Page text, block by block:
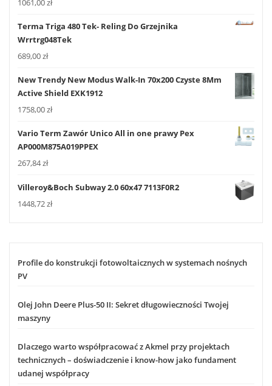
Terma Triga 480 Tek- Reling Do Grzejnika
Wrrtrg048Tek
689,00zł
New Trendy New Modus Walk-In 70x200 Czyste 8Mm
Active Shield EXK1912
1758,00zł
Vario Term Zawór Unico All in one prawy Pex
AP000M875A019PPEX
267,84zł
Villeroy&Boch Subway 2.0 60x47 7113F0R2
1448,72zł
Profile do konstrukcji fotowoltaicznych w systemach nośnych
PV
Olej John Deere Plus-50 II: Sekret długowieczności Twojej
maszyny
Dlaczego warto współpracować z Akmel przy projektach
technicznych – doświadczenie i know-how jako fundament
udanej współpracy